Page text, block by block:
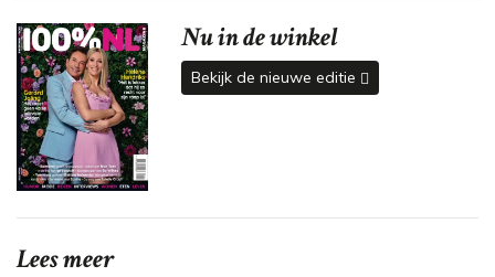
Nu in de winkel
Bekijk de nieuwe editie
Lees meer